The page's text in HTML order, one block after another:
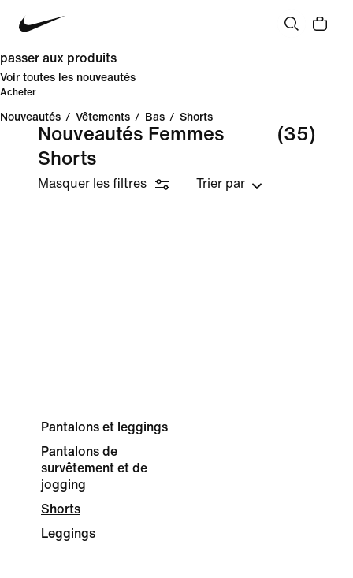
passer aux produits
Voir toutes les nouveautés
Acheter
Nouveautés / Vêtements / Bas / Shorts
Nouveautés Femmes
Shorts
(35)
Masquer les filtres Trier par
Pantalons et leggings
Pantalons de
survêtement et de
jogging
Shorts
Leggings